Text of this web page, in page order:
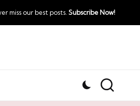
miss our best posts. Subscribe Now!